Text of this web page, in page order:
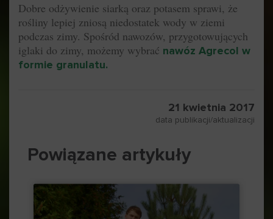
Dobre odżywienie siarką oraz potasem sprawi, że
rośliny lepiej zniosą niedostatek wody w ziemi
podczas zimy. Spośród nawozów, przygotowujących
iglaki do zimy, możemy wybrać nawóz Agrecol w
formie granulatu.
21 kwietnia 2017
data publikacji/aktualizacji
Powiązane artykuły